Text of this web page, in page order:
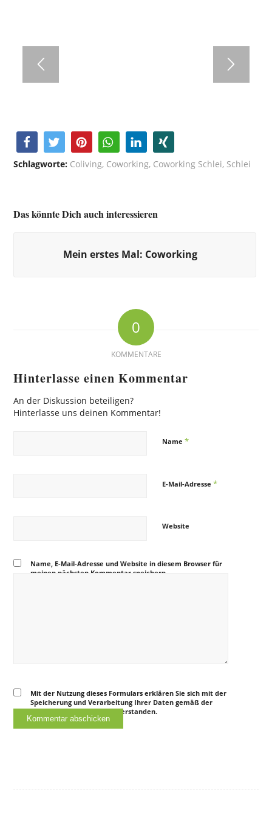
Schlagworte: Coliving, Coworking, Coworking Schlei, Schlei
Das könnte Dich auch interessieren
Mein erstes Mal: Coworking
0
KOMMENTARE
Hinterlasse einen Kommentar
An der Diskussion beteiligen?
Hinterlasse uns deinen Kommentar!
Name*
E-Mail-Adresse*
Website
Name, E-Mail-Adresse und Website in diesem Browser für
meinen nächsten Kommentar speichern.
Mit der Nutzung dieses Formulars erklären Sie sich mit der
Speicherung und Verarbeitung Ihrer Daten gemäß der
Datenschutzerklärungeinverstanden.